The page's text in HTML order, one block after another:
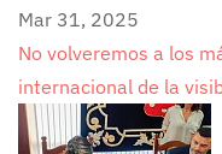
Mar 31, 2025
No volveremos a los
internacional de la